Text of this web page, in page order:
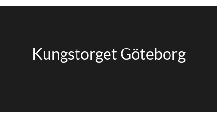
Kungstorget Göteborg